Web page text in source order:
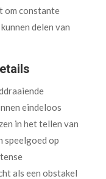
om constante
delen van
eindeloos
in het tellen van
speelgoed op
als een obstakel